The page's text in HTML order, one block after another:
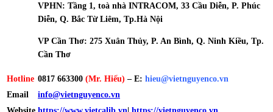
VPHN: Tầng 1, toà nhà INTRACOM, 33 Cầu Diễn, P. Phúc
Diễn, Q. Bắc Từ Liêm, Tp.Hà Nội
VP Cần Thơ: 275 Xuân Thủy, P. An Bình, Q. Ninh Kiều, Tp.
Cần Thơ
Hotline 0817 663300 (Mr. Hiếu) – E: hieu@vietnguyenco.vn
Email
info@vietnguyenco.vn